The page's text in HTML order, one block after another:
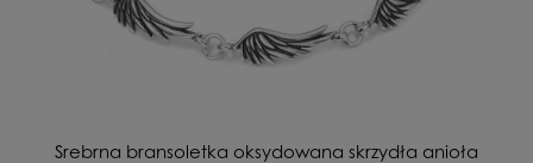
Srebrna bransoletka oksydowana skrzydła anioła